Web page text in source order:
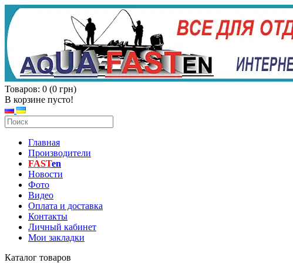
Товаров: 0 (0 грн)
В корзине пусто!
Главная
Производители
FASTen
Новости
Фото
Видео
Оплата и доставка
Контакты
Личный кабинет
Мои закладки
Каталог товаров